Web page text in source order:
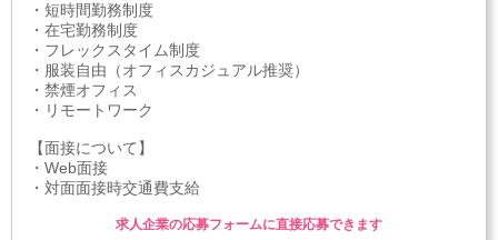
・短時間勤務制度
・在宅勤務制度
・フレックスタイム制度
・服装自由（オフィスカジュアル推奨）
・禁煙オフィス
・リモートワーク
【面接について】
・Web面接
・対面面接時交通費支給
求人企業の応募フォームに直接応募できます